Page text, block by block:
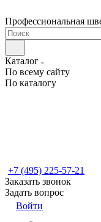
Профессиональная
Каталог
По всему сайту
По каталогу
+7 (495) 225-57-21
Заказать звонок
Задать вопрос
Войти